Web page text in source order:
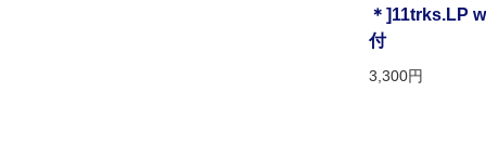
＊]11trks.LP
付
3,300円